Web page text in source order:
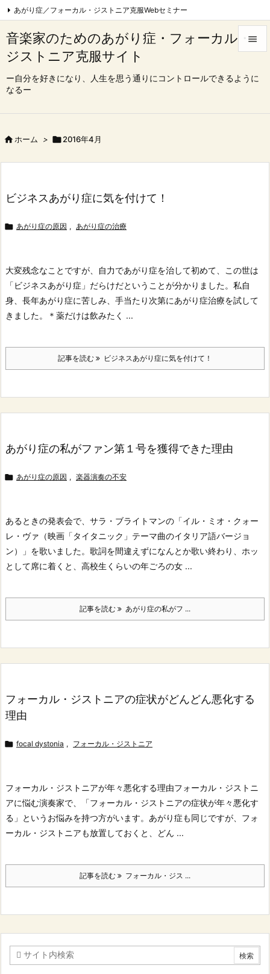
音楽家のためのあがり症・フォーカル・
ジストニア克服サイト
ー自分を好きになり、人生を思う通りにコントロールできるように
なるー

メニュ
あがり症／フォーカル・ジストニア克服Webセミナー
フォーカル・ジストニア克服Webセミナー|東京
心理療法でフォーカル・ジストニア完治を目指す会
ホーム > 2016年4月
ビジネスあがり症に気を付けて！
 あがり症の原因 , あがり症の治療
大変残念なことですが、自力であがり症を治して初めて、この世は
「ビジネスあがり症」だらけだということが分かりました。 私自
身、長年あがり症に苦しみ、手当たり次第にあがり症治療を試して
きました。
＊薬だけは飲みたく ...
記事を読む ビジネスあがり症に気を付けて！
あがり症の私がファン第１号を獲得できた理由
 あがり症の原因 , 楽器演奏の不安
あるときの発表会で、サラ・ブライトマンの「イル・ミオ・クォー
レ・ヴァ（映画「タイタニック」テーマ曲のイタリア語バージョ
ン）」を歌いました。 歌詞を間違えずになんとか歌い終わり、ホッ
として席に着くと、高校生くらいの年ごろの女 ...
記事を読む あがり症の私がフ ...
フォーカル・ジストニアの症状がどんどん悪化する
理由
 focal dystonia , フォーカル・ジストニア
フォーカル・ジストニアが年々悪化する理由フォーカル・ジストニ
アに悩む演奏家で、「フォーカル・ジストニアの症状が年々悪化す
る」というお悩みを持つ方がいます。 あがり症も同じですが、フォ
ーカル・ジストニアも放置しておくと、どん ...
記事を読む フォーカル・ジス ...